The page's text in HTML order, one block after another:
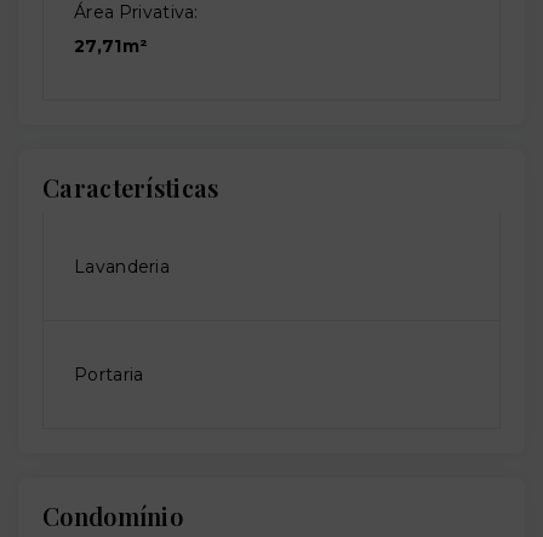
Área Privativa:
27,71m²
Características
Lavanderia
Portaria
Condomínio